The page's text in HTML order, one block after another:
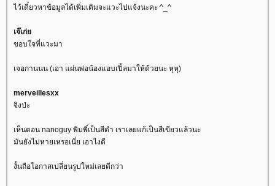
ไว้เดี๋ยวหาข้อมูลได้เพิ่มเติมจะแวะไปแจ้งนะคะ ^_^
เจ๊เก่
ขอบใจที่แวะมา
เจอกานนน (เอา แผ่นพ่อน้องแอบเปิ้ลมาให้ด้วยนะ หุหุ)
merveillesxx
จิงป่ะ
เห็นตอน nanoguy พิมพิ์เป็นสีดำ เราเลยแก้เป็นสีเขียวแล้วนะ
มันยังไม่หายเหรอเนี่ย เอาไงดี
งั้นถือโอกาสเปลี่ยนรูปใหม่เลยดีกว่า